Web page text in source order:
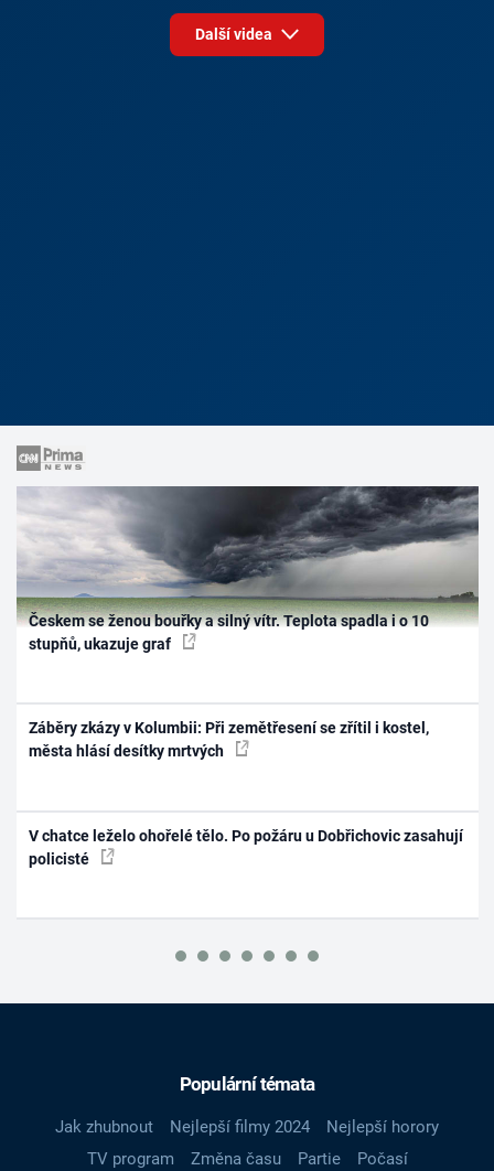
Další videa
Českem se ženou bouřky a silný vítr. Teplota spadla i o 10
stupňů, ukazuje graf
Záběry zkázy v Kolumbii: Při zemětřesení se zřítil i kostel,
města hlásí desítky mrtvých
V chatce leželo ohořelé tělo. Po požáru u Dobřichovic zasahují
policisté
Populární témata
Jak zhubnout Nejlepší filmy 2024
Nejlepší horory
TV program
Změna času Partie
Počasí